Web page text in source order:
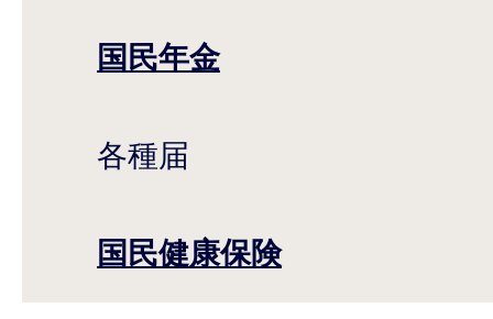
国民年金
各種届
国民健康保険